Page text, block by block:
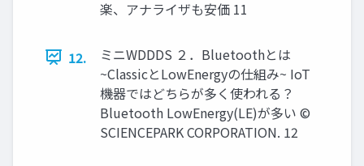
楽、アナライザも安価 11
12.
ミニWDDDS ２．Bluetoothとは
~ClassicとLowEnergyの仕組み~ IoT
機器ではどちらが多く使われる？
Bluetooth LowEnergy(LE)が多い ©
SCIENCEPARK CORPORATION. 12